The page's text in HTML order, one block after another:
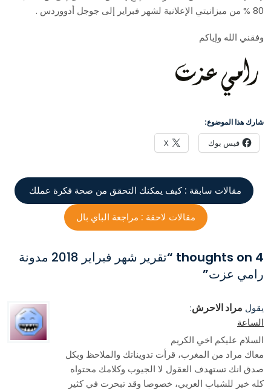
80 % من ميزانيتي الإعلانية لشهر فبراير إلى جوجل أدووردس .
وفقني الله وإياكم
شارك هذا الموضوع:
فيس بوك X
مقالات سابقة : كيف يمكنك التحقق من صحة فكرة عملك
مقالات لاحقة : مراجعة الباي بال
4 thoughts on “
تقرير شهر فبراير 2018 مدونة
رامي عزت”
يقول مراد الاحرش:
الساعة
السلام عليكم اخي الكريم
معاك مراد من المغرب، قرأت تدويناتك والملاحظ وبكل
صدق انك تستهدف العقول لا الجيوب وكلامك محتواه
كله خير للشباب العربي، خصوصا وقد تبحرت في كثير